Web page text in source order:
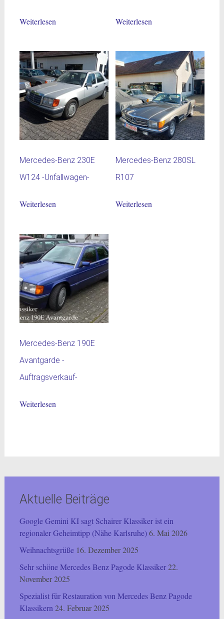
Weiterlesen Weiterlesen
Mercedes-Benz 230E
W124 -Unfallwagen-
Weiterlesen
Mercedes-Benz 280SL
R107
Weiterlesen
Mercedes-Benz 190E
Avantgarde -
Auftragsverkauf-
Weiterlesen
Aktuelle Beiträge
Google Gemini KI sagt Schairer Klassiker ist ein
regionaler Geheimtipp (Nähe Karlsruhe)6. Mai 2026
Weihnachtsgrüße 16. Dezember 2025
Sehr schöne Mercedes Benz Pagode Klassiker22.
November 2025
Spezialist für Restauration von Mercedes Benz Pagode
Klassikern24. Februar 2025